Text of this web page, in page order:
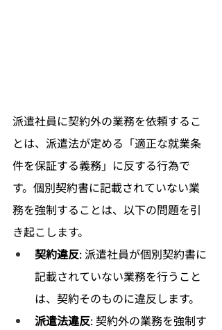
派遣社員に契約外の業務を依頼するこ
とは、派遣法が定める「適正な就業条
件を保証する義務」に反する行為で
す。個別契約書に記載されていない業
務を強制することは、以下の問題を引
き起こします。
契約違反: 派遣社員が個別契約書に
記載されていない業務を行うこと
は、契約そのものに違反します。
派遣法違反: 契約外の業務を強制す